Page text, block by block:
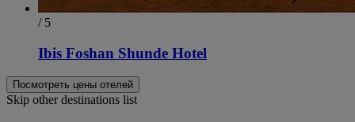
/ 5
Ibis Foshan Shunde Hotel
Посмотреть цены отелей
Skip other destinations list